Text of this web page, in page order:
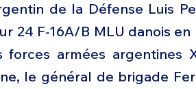
de la Défense Luis
24 F-16A/B MLU danois
forces armées argentines
le général de brigade